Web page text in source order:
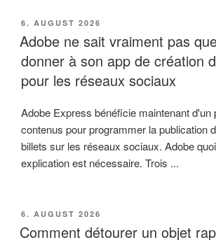
VERÖFFENTLICHT
AM
6. AUGUST 2026
Adobe ne sait vraiment pas
donner à son app de création
pour les réseaux sociaux
Adobe Express bénéficie maintenant d'un
contenus pour programmer la publication
billets sur les réseaux sociaux. Adobe
explication est nécessaire. Trois ...
VERÖFFENTLICHT
AM
6. AUGUST 2026
Comment détourer un objet